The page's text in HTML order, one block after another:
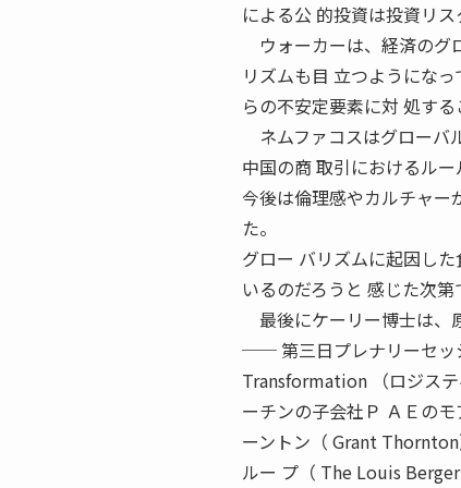
による公 的投資は投資リ
ウォーカーは、経済のグ
リズムも目 立つようにな
らの不安定要素に対 処する
ネムファコスはグローバ
中国の商 取引におけるル
今後は倫理感やカルチャー
た。
グロー バリズムに起因し
いるのだろうと 感じた次第
最後にケーリー博士は、
── 第三日プレナリーセッ
Transformation （ロジス
ーチンの子会社Ｐ ＡＥの
ーントン（ Grant
ルー プ（ The Louis